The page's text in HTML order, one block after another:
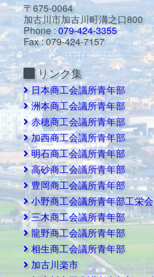
〒675-0064
加古川市加古川町溝之口800
Phone : 079-424-3355
Fax : 079-424-7157
リンク集
日本商工会議所青年部
洲本商工会議所青年部
赤穂商工会議所青年部
加西商工会議所青年部
明石商工会議所青年部
高砂商工会議所青年部
豊岡商工会議所青年部
小野商工会議所青年部工栄会
三木商工会議所青年部
龍野商工会議所青年部
相生商工会議所青年部
加古川楽市